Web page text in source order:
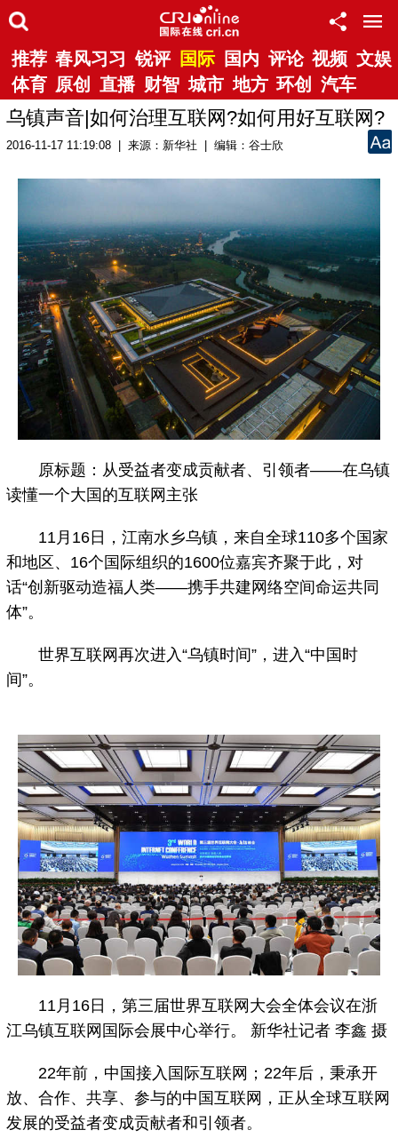
推荐 春风习习 锐评 国际 国内 评论 视频 文娱
体育 原创 直播 财智 城市 地方 环创 汽车
乌镇声音|如何治理互联网?如何用好互联网?
2016-11-17 11:19:08 | 来源：新华社 | 编辑：谷士欣
原标题：从受益者变成贡献者、引领者——在乌镇
读懂一个大国的互联网主张
11月16日，江南水乡乌镇，来自全球110多个国家
和地区、16个国际组织的1600位嘉宾齐聚于此，对
话“创新驱动造福人类——携手共建网络空间命运共同
体”。
世界互联网再次进入“乌镇时间”，进入“中国时
间”。
11月16日，第三届世界互联网大会全体会议在浙
江乌镇互联网国际会展中心举行。 新华社记者 李鑫 摄
22年前，中国接入国际互联网；22年后，秉承开
放、合作、共享、参与的中国互联网，正从全球互联网
发展的受益者变成贡献者和引领者。